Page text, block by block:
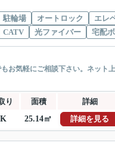
駐輪場 オートロック
エレ
CATV
光ファイバー 宅配
お気軽にご相談下さい。ネット
り 面積 詳細
25.14㎡ 詳細を見る